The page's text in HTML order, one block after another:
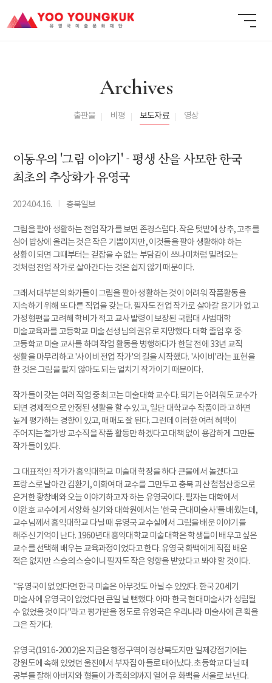
Archives
출판물 비평 보도자료 영상
이동우의 '그림 이야기' - 평생 산을 사모한 한국
최초의 추상화가 유영국
2024.04.16. 충북일보
그림을 팔아 생활하는 전업 작가를 보면 존경스럽다. 작은 텃밭에 상추, 고추를
심어 밥상에 올리는 것은 작은 기쁨이지만, 이것들을 팔아 생활해야 하는
상황이 되면 그때부터는 걷잡을 수 없는 부담감이 쓰나미처럼 밀려오는
것처럼 전업 작가로 살아간다는 것은 쉽지 않기 때문이다.
그래서 대부분의 화가들이 그림을 팔아 생활하는 것이 어려워 작품활동을
지속하기 위해 또 다른 직업을 갖는다. 필자도 전업 작가로 살아갈 용기가 없고
가정형편을 고려해 학비가 적고 교사 발령이 보장된 국립대 사범대학
미술교육과를 고등학교 미술 선생님의 권유로 지망했다. 대학 졸업 후 중·
고등학교 미술 교사를 하며 작업 활동을 병행하다가 한달 전에 33년 교직
생활을 마무리하고 '사이비 전업 작가'의 길을 시작했다. '사이비'라는 표현을
한 것은 그림을 팔지 않아도 되는 얼치기 작가이기 때문이다.
작가들이 갖는 여러 직업 중 최고는 미술대학 교수다. 되기는 어려워도 교수가
되면 경제적으로 안정된 생활을 할 수 있고, 일단 대학교수 작품이라고 하면
높게 평가하는 경향이 있고, 매매도 잘 된다. 그런데 이러한 여러 혜택이
주어지는 철가방 교수직을 작품 활동만 하겠다고 대책 없이 용감하게 그만둔
작가들이 있다.
그 대표적인 작가가 홍익대학교 미술대 학장을 하다 큰물에서 놀겠다고
프랑스로 날아간 김환기, 이화여대 교수를 그만두고 충북 괴산 첩첩산중으로
은거한 황창배와 오늘 이야기하고자 하는 유영국이다. 필자는 대학에서
이완호 교수에게 서양화 실기와 대학원에서는 '한국 근대미술사'를 배웠는데,
교수님께서 홍익대학교 다닐 때 유영국 교수실에서 그림을 배운 이야기를
해주신 기억이 난다. 1960년대 홍익대학교 미술대학은 학생들이 배우고 싶은
교수를 선택해 배우는 교육과정이었다고 한다. 유영국 화백에게 직접 배운
적은 없지만 스승의 스승이니 필자도 작은 영향을 받았다고 봐야 할 것이다.
"유영국이 없었다면 한국 미술은 아무것도 아닐 수 있었다. 한국 20세기
미술사에 유영국이 없었다면 큰일 날 뻔했다. 아마 한국 현대미술사가 성립될
수 없었을 것이다"라고 평가받을 정도로 유영국은 우리나라 미술사에 큰 획을
그은 작가다.
유영국(1916-2002)은 지금은 행정구역이 경상북도지만 일제강점기에는
강원도에 속해 있었던 울진에서 부자집 아들로 태어났다. 초등학교 다닐 때
공부를 잘해 아버지와 형들이 가족회의까지 열어 유 화백을 서울로 보낸다.